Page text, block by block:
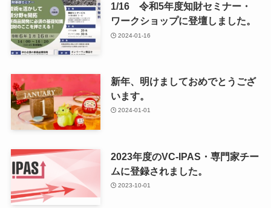
1/16 令和5年度知財セミナー・
ワークショップに登壇しました。
2024-01-16
新年、明けましておめでとうござ
います。
2024-01-01
2023年度のVC-IPAS・専門家チー
ムに登録されました。
2023-10-01